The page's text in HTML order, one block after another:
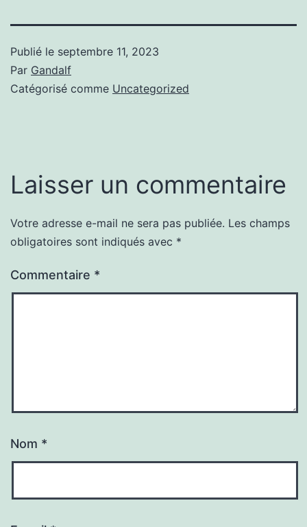
Publié le septembre 11, 2023
Par Gandalf
Catégorisé comme Uncategorized
Laisser un commentaire
Votre adresse e-mail ne sera pas publiée. Les champs
obligatoires sont indiqués avec *
Commentaire *
Nom *